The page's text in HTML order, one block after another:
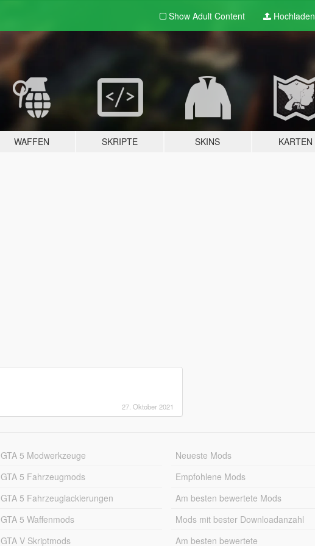
Show Adult Content Hochladen
WAFFEN SKRIPTE SKINS KARTEN
27. Oktober 2021
GTA 5 Modwerkzeuge
GTA 5 Fahrzeugmods
GTA 5 Fahrzeuglackierungen
GTA 5 Waffenmods
GTA V Skriptmods
Neueste Mods
Empfohlene Mods
Am besten bewertete Mods
Mods mit bester Downloadanzahl
Am besten bewertete